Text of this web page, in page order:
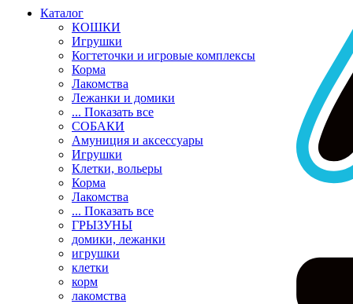
Каталог
КОШКИ
Игрушки
Когтеточки и игровые комплексы
Корма
Лакомства
Лежанки и домики
... Показать все
СОБАКИ
Амуниция и аксессуары
Игрушки
Клетки, вольеры
Корма
Лакомства
... Показать все
ГРЫЗУНЫ
домики, лежанки
игрушки
клетки
корм
лакомства